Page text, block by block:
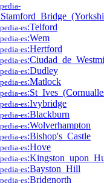
es:Telford
es:Wem
es:Hertford
es
es:Dudley
es:Matlock
es
es:Ivybridge
es:Blackburn
es:Wolverhampton
es:Bishop's_Castle
es:Hove
es
es:Bayston_Hill
es:Bridgnorth